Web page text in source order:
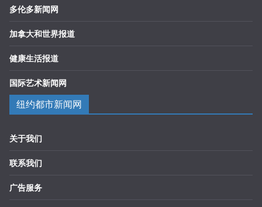
多伦多新闻网
加拿大和世界报道
健康生活报道
国际艺术新闻网
纽约都市新闻网
关于我们
联系我们
广告服务